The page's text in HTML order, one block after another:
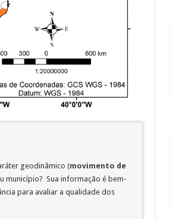
geodinâmico (movimento de
município? Sua informação é bem-
para avaliar a qualidade dos